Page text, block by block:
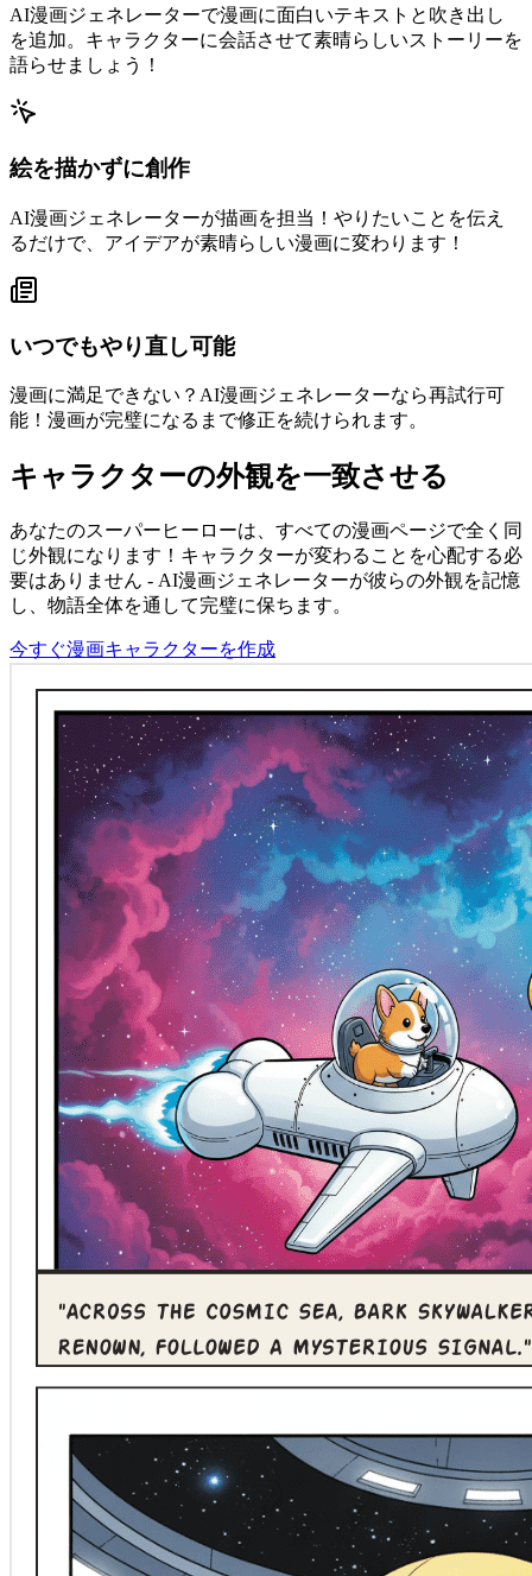
AI漫画ジェネレーターで漫画に面白いテキストと吹き出し
を追加。キャラクターに会話させて素晴らしいストーリーを
語らせましょう！
絵を描かずに創作
AI漫画ジェネレーターが描画を担当！やりたいことを伝え
るだけで、アイデアが素晴らしい漫画に変わります！
いつでもやり直し可能
漫画に満足できない？AI漫画ジェネレーターなら再試行可
能！漫画が完璧になるまで修正を続けられます。
キャラクターの外観を一致させる
あなたのスーパーヒーローは、すべての漫画ページで全く同
じ外観になります！キャラクターが変わることを心配する必
要はありません - AI漫画ジェネレーターが彼らの外観を記憶
し、物語全体を通して完璧に保ちます。
今すぐ漫画キャラクターを作成